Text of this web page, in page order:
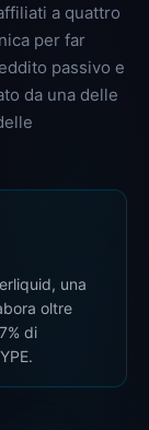
a quattro
per far
passivo e
da una delle
una
oltre
di